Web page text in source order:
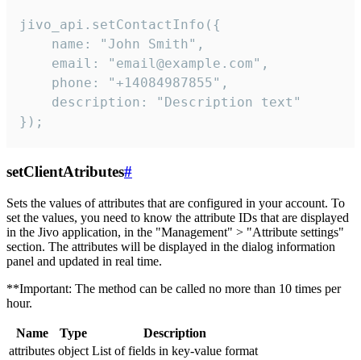
jivo_api.setContactInfo({
    name: "John Smith",
    email: "email@example.com",
    phone: "+14084987855",
    description: "Description text"
});
setClientAtributes#
Sets the values ​​of attributes that are configured in your account. To
set the values, you need to know the attribute IDs that are displayed
in the Jivo application, in the "Management" > "Attribute settings"
section. The attributes will be displayed in the dialog information
panel and updated in real time.
**Important: The method can be called no more than 10 times per
hour.
Name Type
Description
attributes object List of fields in key-value format